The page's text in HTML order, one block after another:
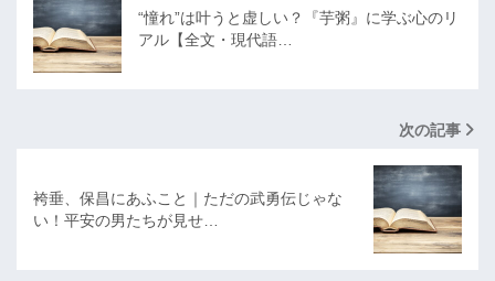
“憧れ”は叶うと虚しい？『芋粥』に学ぶ心のリ
アル【全文・現代語…
次の記事
袴垂、保昌にあふこと｜ただの武勇伝じゃな
い！平安の男たちが見せ…